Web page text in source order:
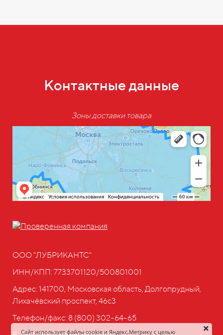
Контактные данные
Зоны доставки товара
ООО "ЛУБРИКАНТС"
ИНН/КПП: 7733701120/500801001
Адрес: 141700, Московская область, Долгопрудный,
Лихачёвский проспект, 46с3
Телефон/факс: 8 (800) 302-64-65
Сайт использует файлы cookie и Яндекс.Метрику с целью